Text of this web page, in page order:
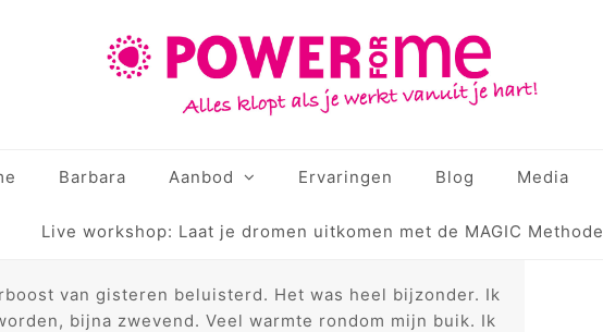
Barbara Aanbod Ervaringen Blog Media
Live workshop: Laat je dromen uitkomen met de MAGIC Methode
van gisteren beluisterd. Het was heel bijzonder. Ik
bijna zwevend. Veel warmte rondom mijn buik. Ik